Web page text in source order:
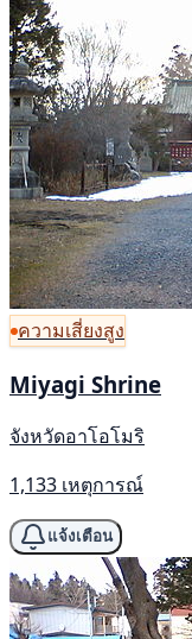
ความเสี่ยงสูง
Miyagi Shrine
จังหวัดอาโอโมริ
1,133 เหตุการณ์
แจ้งเตือน